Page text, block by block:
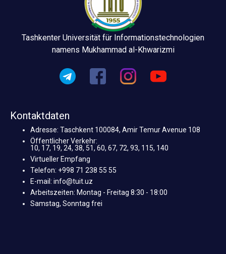
Tashkenter Universität für Informationstechnologien
namens Mukhammad al-Khwarizmi
Kontaktdaten
Adresse: Taschkent 100084, Amir Temur Avenue 108
Öffentlicher Verkehr:
10, 17, 19, 24, 38, 51, 60, 67, 72, 93, 115, 140
Virtueller Empfang
Telefon: +998 71 238 55 55
E-mail: info@tuit.uz
Arbeitszeiten: Montag - Freitag 8:30 - 18:00
Samstag, Sonntag frei